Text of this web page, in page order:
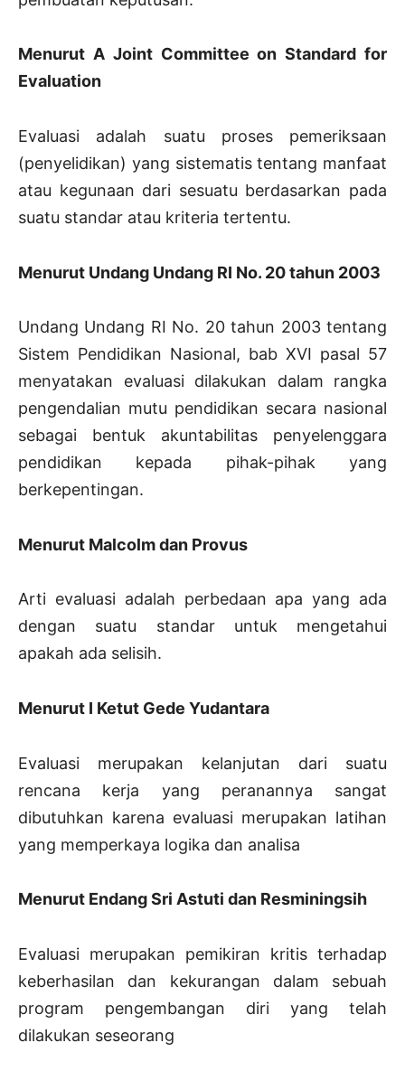
Menurut A Joint Committee on Standard for
Evaluation
Evaluasi adalah suatu proses pemeriksaan
(penyelidikan) yang sistematis tentang manfaat
atau kegunaan dari sesuatu berdasarkan pada
suatu standar atau kriteria tertentu.
Menurut Undang Undang RI No. 20 tahun 2003
Undang Undang RI No. 20 tahun 2003 tentang
Sistem Pendidikan Nasional, bab XVI pasal 57
menyatakan evaluasi dilakukan dalam rangka
pengendalian mutu pendidikan secara nasional
sebagai bentuk akuntabilitas penyelenggara
pendidikan kepada pihak-pihak yang
berkepentingan.
Menurut Malcolm dan Provus
Arti evaluasi adalah perbedaan apa yang ada
dengan suatu standar untuk mengetahui
apakah ada selisih.
Menurut I Ketut Gede Yudantara
Evaluasi merupakan kelanjutan dari suatu
rencana kerja yang peranannya sangat
dibutuhkan karena evaluasi merupakan latihan
yang memperkaya logika dan analisa
Menurut Endang Sri Astuti dan Resminingsih
Evaluasi merupakan pemikiran kritis terhadap
keberhasilan dan kekurangan dalam sebuah
program pengembangan diri yang telah
dilakukan seseorang